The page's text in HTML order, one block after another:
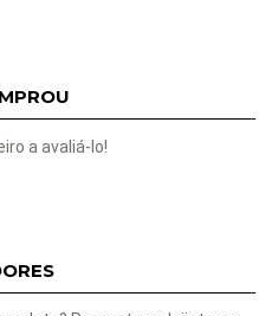
a avaliá-lo!